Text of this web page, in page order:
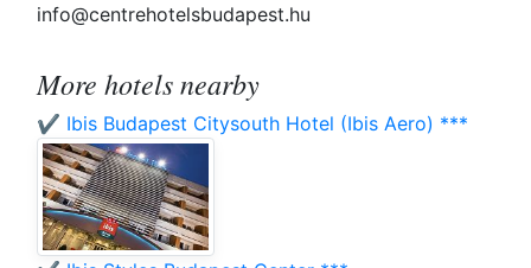
info@centrehotelsbudapest.hu
More hotels nearby
✔️ Ibis Budapest Citysouth Hotel (Ibis Aero) ***